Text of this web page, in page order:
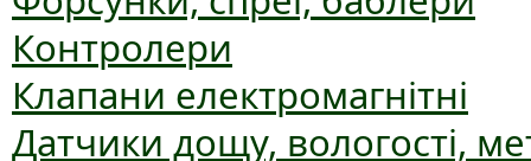
Контролери
Клапани електромагнітні
Датчики дощу, вологості,